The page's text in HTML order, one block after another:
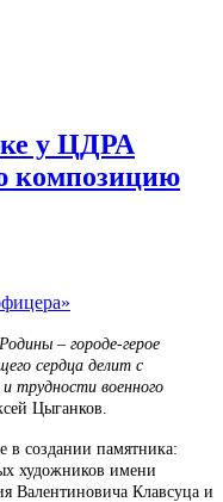
у ЦДРА
композицию
– городе-герое
сердца делит с
трудности военного
Цыганков.
в создании памятника:
художников имени
Валентиновича Клавсуца и